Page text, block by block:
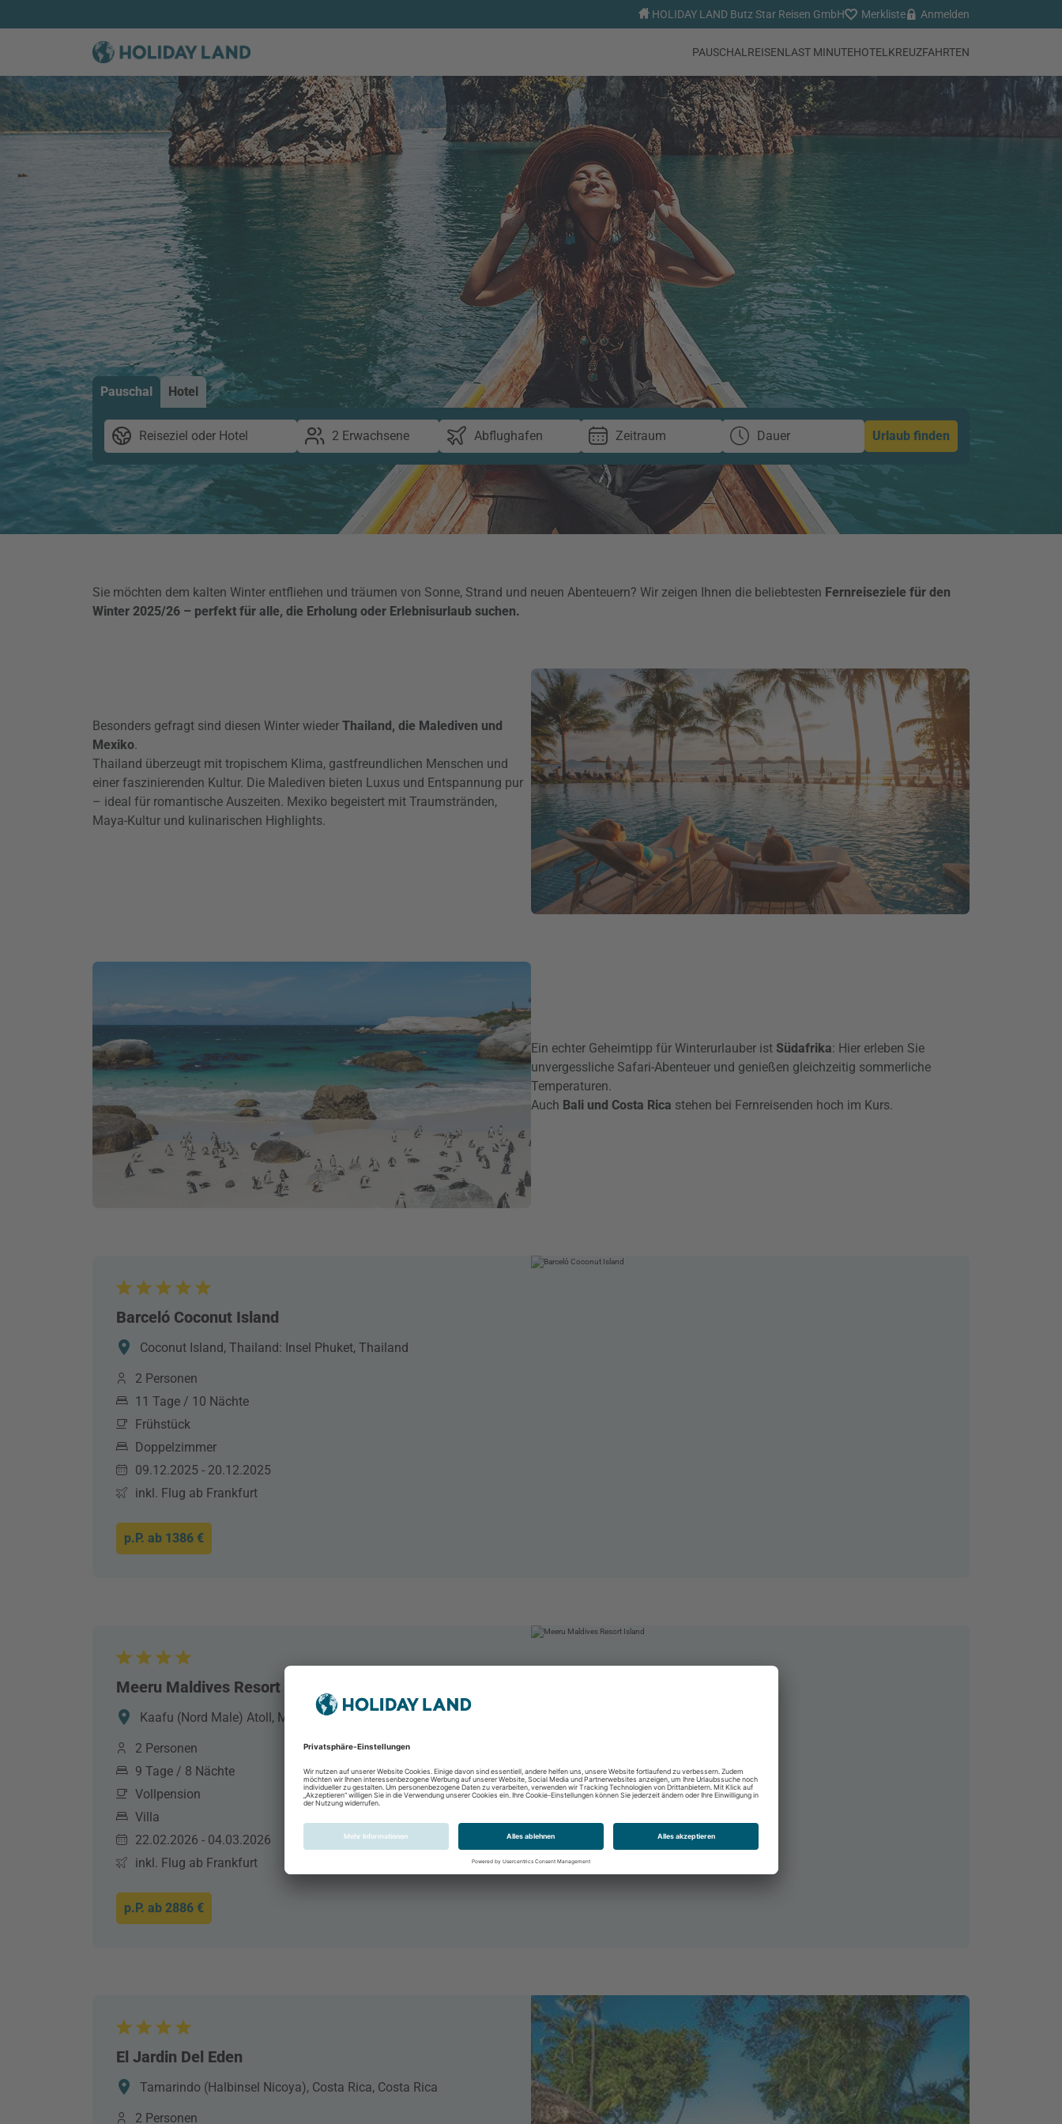
HOLIDAY LAND Butz Star Reisen GmbH Merkliste Anmelden
PAUSCHALREISENLAST MINUTEHOTEL KREUZFAHRTEN
Pauschal Hotel
Reiseziel oder Hotel 2 Erwachsene Abflughafen Zeitraum Dauer Urlaub finden
Sie möchten dem kalten Winter entfliehen und träumen von Sonne, Strand und neuen Abenteuern? Wir zeigen Ihnen die beliebtesten Fernreiseziele für den
Winter 2025/26 – perfekt für alle, die Erholung oder Erlebnisurlaub suchen.
Besonders gefragt sind diesen Winter wieder Thailand, die Malediven und
Mexiko.
Thailand überzeugt mit tropischem Klima, gastfreundlichen Menschen und
einer faszinierenden Kultur. Die Malediven bieten Luxus und Entspannung pur
– ideal für romantische Auszeiten. Mexiko begeistert mit Traumstränden,
Maya-Kultur und kulinarischen Highlights.
Ein echter Geheimtipp für Winterurlauber ist Südafrika: Hier erleben Sie
unvergessliche Safari-Abenteuer und genießen gleichzeitig sommerliche
Temperaturen.
Auch Bali und Costa Rica stehen bei Fernreisenden hoch im Kurs.
Barceló Coconut Island
Coconut Island, Thailand: Insel Phuket, Thailand
2 Personen
11 Tage / 10 Nächte
Frühstück
Doppelzimmer
09.12.2025 - 20.12.2025
inkl. Flug ab Frankfurt
p.P. ab 1386 €
Meeru Maldives Resort Island
Kaafu (Nord Male) Atoll, Malediven, Malediven
2 Personen
9 Tage / 8 Nächte
Vollpension
Villa
22.02.2026 - 04.03.2026
inkl. Flug ab Frankfurt
p.P. ab 2886 €
El Jardin Del Eden
Tamarindo (Halbinsel Nicoya), Costa Rica, Costa Rica
2 Personen